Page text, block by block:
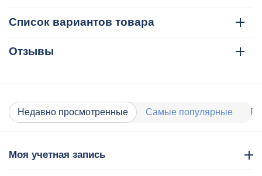
Список вариантов товара
Отзывы
Недавно просмотренные Самые популярные
Моя учетная запись